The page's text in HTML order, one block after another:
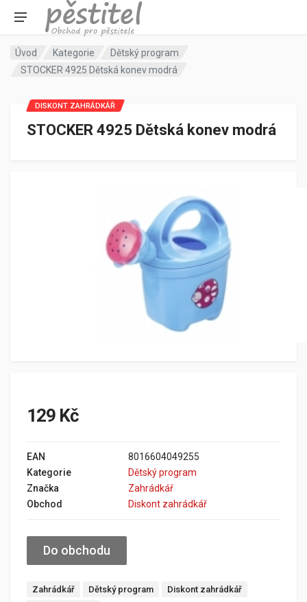
Úvod Kategorie
Dětský program
STOCKER 4925 Dětská konev modrá
STOCKER 4925 Dětská konev modrá
DISKONT ZAHRÁDKÁŘ
129 Kč
EAN
8016604049255
Kategorie
Dětský program
Značka
Zahrádkář
Obchod
Diskont zahrádkář
Do obchodu
Zahrádkář Dětský program
Diskont zahrádkář